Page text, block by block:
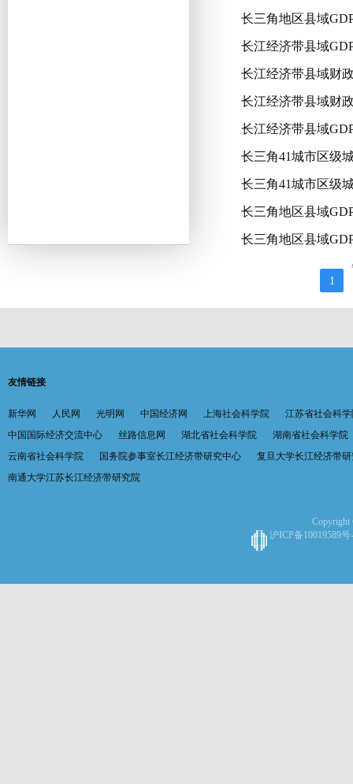
长三角地区县域
长江经济带县域
长江经济带县域财
长江经济带县域财
长江经济带县域
长三角41城市区级
长三角41城市区级
长三角地区县域
长三角地区县域
1
友情链接
新华网 人民网 光明网 中国经济网 上海社会科学院
江苏省社会科
中国国际经济交流中心
丝路信息网 湖北省社会科学院
湖南省社会科学院
云南省社会科学院
国务院参事室长江经济带研究中心
复旦大学长江经济带
南通大学江苏长江经济带研究院
Copyright
沪ICP备10019589